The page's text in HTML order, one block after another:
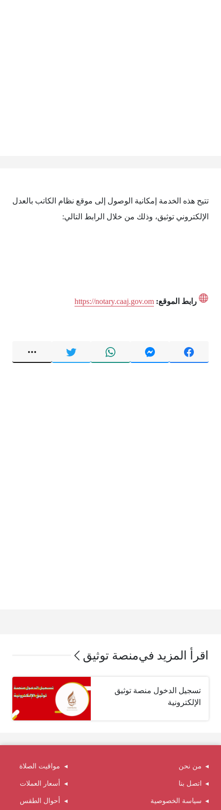
تتيح هذه الخدمة إمكانية الوصول إلى موقع نظام الكاتب بالعدل
الإلكتروني توثيق، وذلك من خلال الرابط التالي:
رابط الموقع: https://notary.caaj.gov.om
اقرأ المزيد فيمنصة توثيق
تسجيل الدخول منصة توثيق
الإلكترونية
من نحن
اتصل بنا
سياسة الخصوصية
مواقيت الصلاة
أسعار العملات
أحوال الطقس